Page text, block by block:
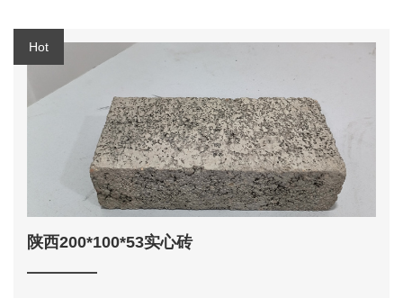
陕西200*100*53实心砖